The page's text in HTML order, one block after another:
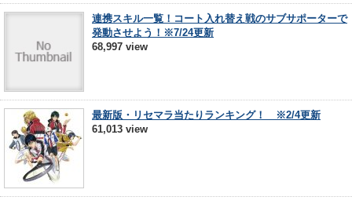
連携スキル一覧！コート入れ替え戦のサブサポーターで
発動させよう！※7/24更新
68,997 view
最新版・リセマラ当たりランキング！ ※2/4更新
61,013 view